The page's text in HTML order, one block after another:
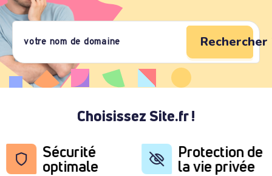
Rechercher
Choisissez Site.fr !
Sécurité
optimale
Protection de
la vie privée